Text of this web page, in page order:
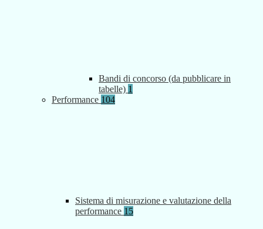
Bandi di concorso (da pubblicare in
tabelle) 1
Performance 104
Sistema di misurazione e valutazione della
performance 15